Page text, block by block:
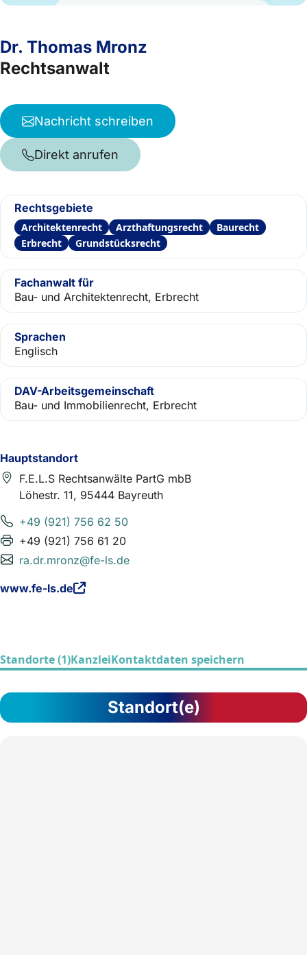
Hauptstandort
F.E.L.S Rechtsanwälte PartG mbB
Löhestr. 11, 95444 Bayreuth
+49 (921) 756 62 50
+49 (921) 756 61 20
ra.dr.mronz@fe-ls.de
www.fe-ls.de
Dr. Thomas Mronz
Rechtsanwalt
Nachricht schreiben
Direkt anrufen
Rechtsgebiete
Architektenrecht Arzthaftungsrecht
Baurecht
Erbrecht
Grundstücksrecht
Fachanwalt für
Bau- und Architektenrecht, Erbrecht
Sprachen
Englisch
DAV-Arbeitsgemeinschaft
Bau- und Immobilienrecht, Erbrecht
Standorte (1)KanzleiKontaktdaten speichern
Standort(e)